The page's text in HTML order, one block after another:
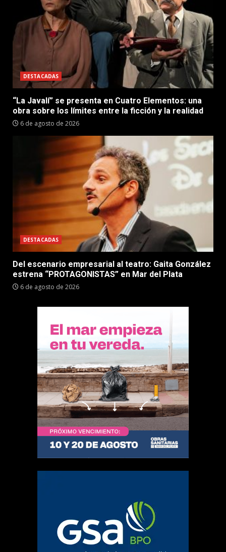
DESTACADAS
“La Javalí” se presenta en Cuatro Elementos: una
obra sobre los límites entre la ficción y la realidad
6 de agosto de 2026
DESTACADAS
Del escenario empresarial al teatro: Gaita González
estrena “PROTAGONISTAS” en Mar del Plata
6 de agosto de 2026